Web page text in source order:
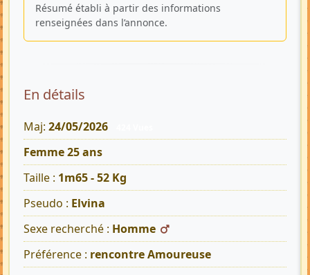
Résumé établi à partir des informations
renseignées dans l’annonce.
En détails
Maj: 24/05/2026
Femme 25 ans
Taille : 1m65 - 52 Kg
Pseudo : Elvina
Sexe recherché : Homme
Préférence : rencontre Amoureuse